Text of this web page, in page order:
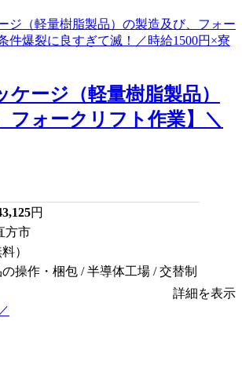
ケージ（軽量樹脂製品）
フォークリフト作業】＼
円
方市
）
操作・梱包 / 半導体工場 / 交替制
詳細を表示